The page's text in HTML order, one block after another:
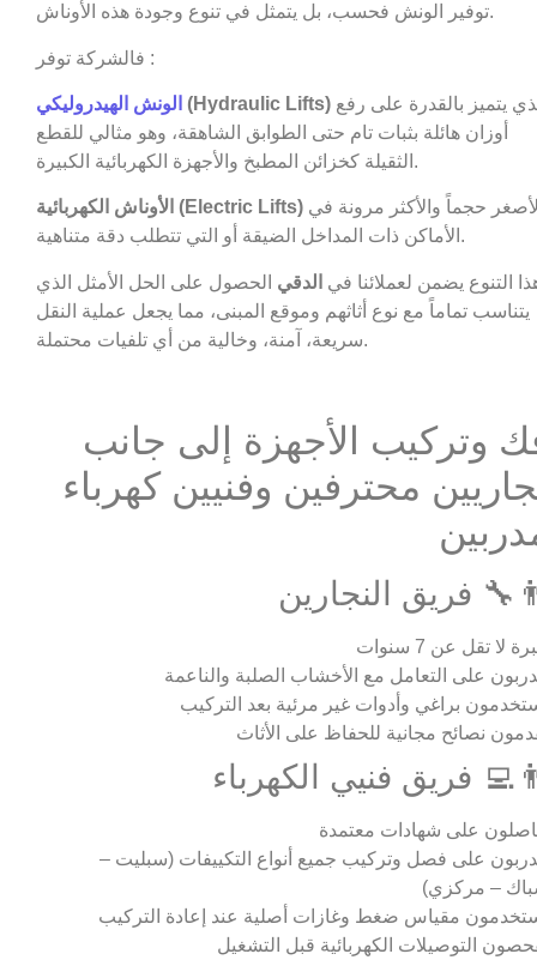
توفير الونش فحسب، بل يتمثل في تنوع وجودة هذه الأوناش.
فالشركة توفر :
الونش الهيدروليكي (Hydraulic Lifts)
أوزان هائلة بثبات تام حتى الطوابق الشاهقة، وهو مثالي للقطع
الثقيلة كخزائن المطبخ والأجهزة الكهربائية الكبيرة.
الأوناش الكهربائية (Electric Lifts)
الأماكن ذات المداخل الضيقة أو التي تتطلب دقة متناهية.
التنوع يضمن لعملائنا في الدقي الحصول على الحل الأمثل الذي
يتناسب تماماً مع نوع أثاثهم وموقع المبنى، مما يجعل عملية النقل
سريعة، آمنة، وخالية من أي تلفيات محتملة.
وتركيب الأجهزة إلى جانب
محترفين وفنيين كهرباء
فريق النجارين
لا تقل عن 7 سنوات
على التعامل مع الأخشاب الصلبة والناعمة
براغي وأدوات غير مرئية بعد التركيب
نصائح مجانية للحفاظ على الأثاث
فريق فنيي الكهرباء
على شهادات معتمدة
على فصل وتركيب جميع أنواع التكييفات (سبليت –
– مركزي)
مقياس ضغط وغازات أصلية عند إعادة التركيب
التوصيلات الكهربائية قبل التشغيل